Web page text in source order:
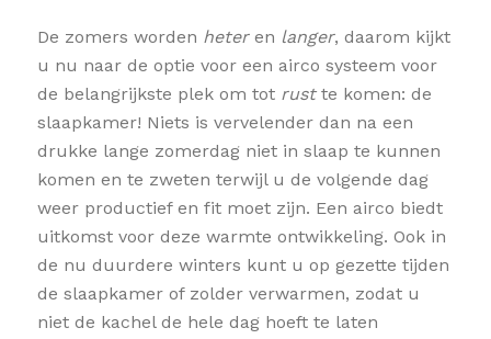
De zomers worden heter en langer, daarom kijkt
u nu naar de optie voor een airco systeem voor
de belangrijkste plek om tot rust te komen: de
slaapkamer! Niets is vervelender dan na een
drukke lange zomerdag niet in slaap te kunnen
komen en te zweten terwijl u de volgende dag
weer productief en fit moet zijn. Een airco biedt
uitkomst voor deze warmte ontwikkeling. Ook in
de nu duurdere winters kunt u op gezette tijden
de slaapkamer of zolder verwarmen, zodat u
niet de kachel de hele dag hoeft te laten